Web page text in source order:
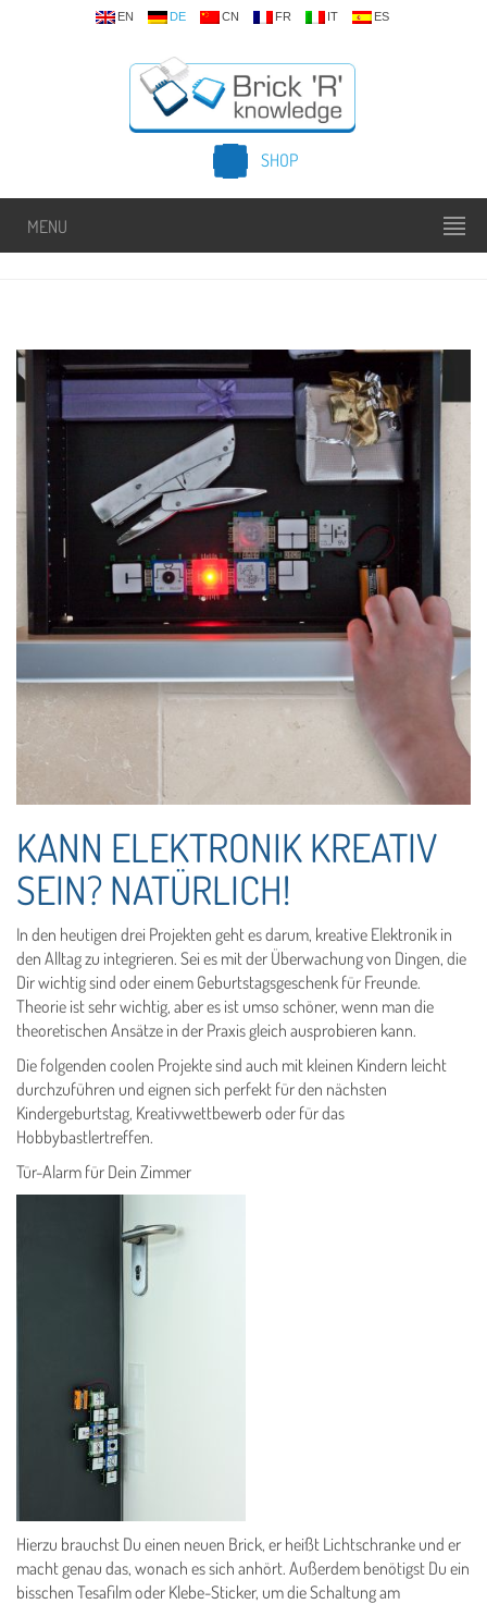
EN DE CN FR IT ES
SHOP
MENU
KANN ELEKTRONIK KREATIV
SEIN? NATÜRLICH!
In den heutigen drei Projekten geht es darum, kreative Elektronik in
den Alltag zu integrieren. Sei es mit der Überwachung von Dingen, die
Dir wichtig sind oder einem Geburtstagsgeschenk für Freunde.
Theorie ist sehr wichtig, aber es ist umso schöner, wenn man die
theoretischen Ansätze in der Praxis gleich ausprobieren kann.
Die folgenden coolen Projekte sind auch mit kleinen Kindern leicht
durchzuführen und eignen sich perfekt für den nächsten
Kindergeburtstag, Kreativwettbewerb oder für das
Hobbybastlertreffen.
Tür-Alarm für Dein Zimmer
Hierzu brauchst Du einen neuen Brick, er heißt Lichtschranke und er
macht genau das, wonach es sich anhört. Außerdem benötigst Du ein
bisschen Tesafilm oder Klebe-Sticker, um die Schaltung am